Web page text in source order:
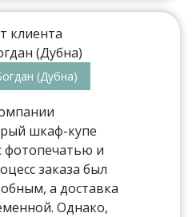
(Дубна)
шкаф-купе
фотопечатью и
заказа был
а доставка
Однако,